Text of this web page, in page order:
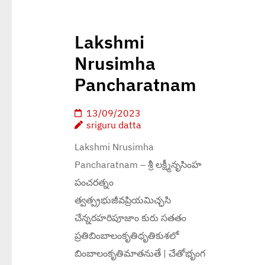
Lakshmi
Nrusimha
Pancharatnam
13/09/2023
sriguru datta
Lakshmi Nrusimha
Pancharatnam – శ్రీ లక్ష్మీనృసింహ
పంచరత్నం
త్వత్ప్రభుజీవప్రియమిచ్ఛసి
చేన్నరహరిపూజాం కురు సతతం
ప్రతిబింబాలంకృతిధృతికుశలో
బింబాలంకృతిమాతనుతే | చేతోభృంగ